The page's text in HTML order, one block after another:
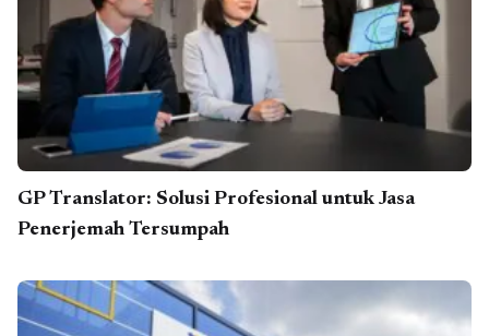
GP Translator: Solusi Profesional untuk Jasa
Penerjemah Tersumpah